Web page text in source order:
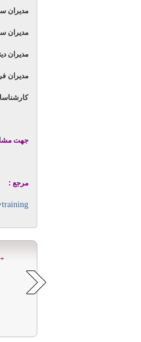
مديران
مدیران
مدیران
مدیران
جهت
مرجع :
+Storage